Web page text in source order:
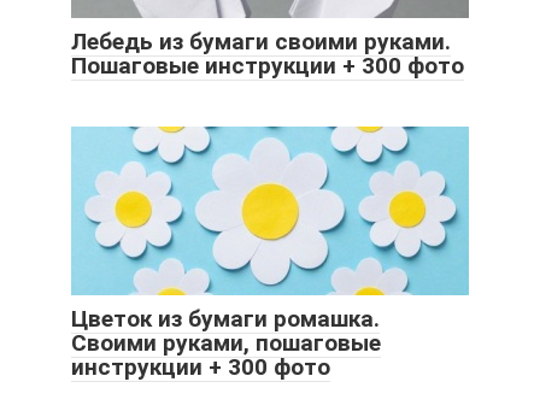
Лебедь из бумаги своими руками.
Пошаговые инструкции + 300 фото
Цветок из бумаги ромашка.
Своими руками, пошаговые
инструкции + 300 фото